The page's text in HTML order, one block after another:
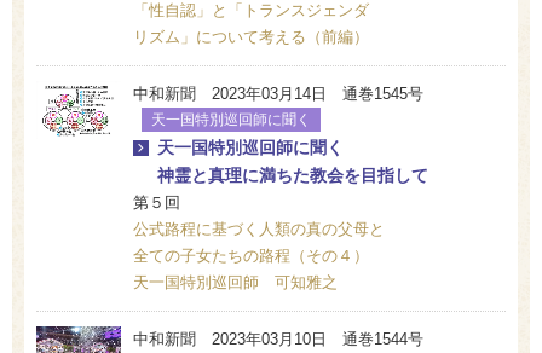
「性自認」と「トランスジェンダ
リズム」について考える（前編）
中和新聞 2023年03月14日 通巻1545号
天一国特別巡回師に聞く
天一国特別巡回師に聞く
神霊と真理に満ちた教会を目指して
第５回
公式路程に基づく人類の真の父母と
全ての子女たちの路程（その４）
天一国特別巡回師 可知雅之
中和新聞 2023年03月10日 通巻1544号